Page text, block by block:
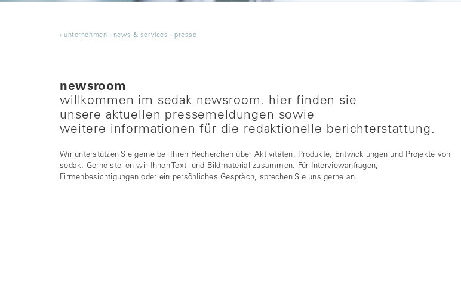
› unternehmen › news & services › presse
newsroom
willkommen im sedak newsroom. hier finden sie
unsere aktuellen pressemeldungen sowie
weitere informationen für die redaktionelle berichterstattung.
Wir unterstützen Sie gerne bei Ihren Recherchen über Aktivitäten, Produkte, Entwicklungen und Projekte von
sedak. Gerne stellen wir Ihnen Text- und Bildmaterial zusammen. Für Interviewanfragen,
Firmenbesichtigungen oder ein persönliches Gespräch, sprechen Sie uns gerne an.